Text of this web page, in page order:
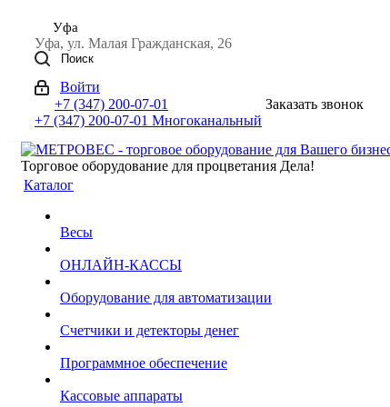
Уфа
Уфа, ул. Малая Гражданская, 26
Поиск
Войти
+7 (347) 200-07-01
+7 (347) 200-07-01 Многоканальный
Заказать звонок
Торговое оборудование для процветания Дела!
Каталог
Весы
ОНЛАЙН-КАССЫ
Оборудование для автоматизации
Счетчики и детекторы денег
Программное обеспечение
Кассовые аппараты